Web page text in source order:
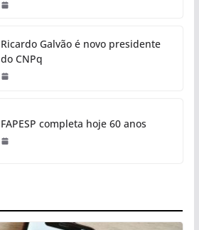
Ricardo Galvão é novo presidente
do CNPq
FAPESP completa hoje 60 anos